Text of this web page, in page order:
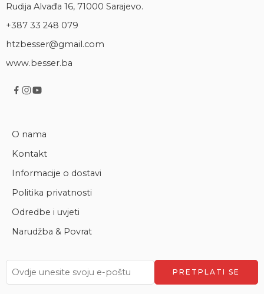
Rudija Alvađa 16, 71000 Sarajevo.
+387 33 248 079
htzbesser@gmail.com
www.besser.ba
O nama
Kontakt
Informacije o dostavi
Politika privatnosti
Odredbe i uvjeti
Narudžba & Povrat